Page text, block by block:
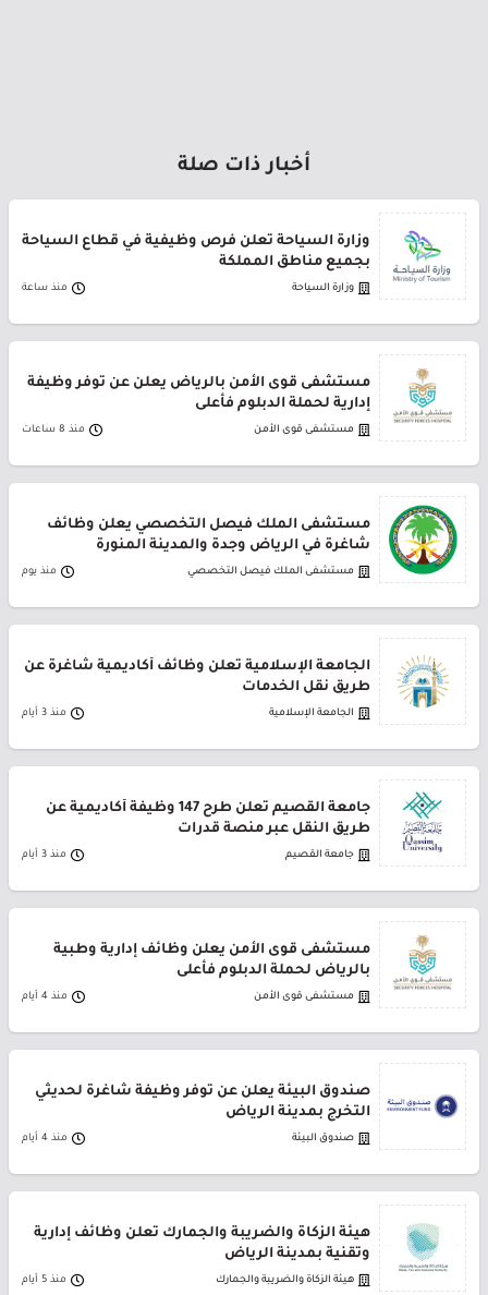
أخبار ذات صلة
وزارة السياحة تعلن فرص وظيفية في قطاع السياحة
بجميع مناطق المملكة
وزارة السياحة منذ ساعة
مستشفى قوى الأمن بالرياض يعلن عن توفر وظيفة
إدارية لحملة الدبلوم فأعلى
مستشفى قوى الأمن منذ 8 ساعات
مستشفى الملك فيصل التخصصي يعلن وظائف
شاغرة في الرياض وجدة والمدينة المنورة
مستشفى الملك فيصل التخصصي منذ يوم
الجامعة الإسلامية تعلن وظائف أكاديمية شاغرة عن
طريق نقل الخدمات
الجامعة الإسلامية منذ 3 أيام
جامعة القصيم تعلن طرح 147 وظيفة أكاديمية عن
طريق النقل عبر منصة قدرات
جامعة القصيم منذ 3 أيام
مستشفى قوى الأمن يعلن وظائف إدارية وطبية
بالرياض لحملة الدبلوم فأعلى
مستشفى قوى الأمن منذ 4 أيام
صندوق البيئة يعلن عن توفر وظيفة شاغرة لحديثي
التخرج بمدينة الرياض
صندوق البيئة منذ 4 أيام
هيئة الزكاة والضريبة والجمارك تعلن وظائف إدارية
وتقنية بمدينة الرياض
هيئة الزكاة والضريبة والجمارك منذ 5 أيام